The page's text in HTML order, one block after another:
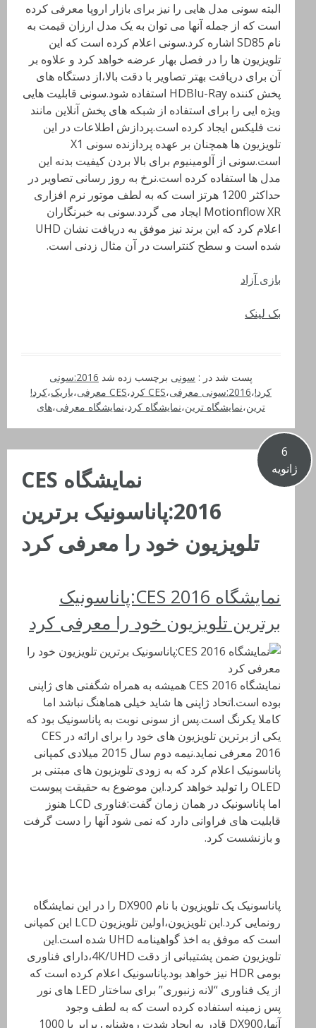
البته سونی مدل هایی را نیز برای بازار اروپا معرفی کرده
است که از جمله آنها می توان به یک مدل ارزان قیمت به
نام SD85 اشاره کرد.سونی اعلام کرده است که این
تلویزیون ها را در فصل بهار عرضه خواهد کرد و علاوه بر
آن برای دریافت بهتر تصاویر با دقت بالا،از دستگاه های
پخش کننده HDBlu-Ray استفاده شود.سونی قابلیت هایی
ویژه ایی را برای استفاده از شبکه های پخش آنلاین مانند
نت فلیکس ایجاد کرده است.پردازش اطلاعات در این
تلویزیون ها همچنان بر عهده پردازنده سونی X1
است.سونی از آلومینیوم برای بالا بردن کیفیت بدنه این
مدل ها استفاده کرده است.نرخ به روز رسانی تصاویر در
حداکثر 1200 هرتز است که به لطف موتور نرم افزاری
Motionflow XR ایجاد می گردد.سونی به خبرنگاران
اعلام کرد که این برند نیز موفق به دریافت نشان UHD
شده است و سطح کنتراست در آن مثال زدنی است.
بازی آزاد
بک لینک
پست شد در : سونی برچسب زده شد
2016:سونی
کرد!،2016:سونی معرفی ،CES کرد ،CES معرفی ،باریک،کرد!
ترین،نمایشگاه ترین،نمایشگاه کرد،نمایشگاه معرفی،های
6
ژانویه
نمایشگاه CES
2016:پاناسونیک برترین
تلویزیون خود را معرفی کرد
نمایشگاه CES 2016:پاناسونیک
برترین تلویزیون خود را معرفی کرد
نمایشگاه CES 2016 همیشه به همراه شگفتی های ژاپنی
بوده است.اتحاد ژاپنی ها شاید خیلی هماهنگ نباشد اما
کاملا یکرنگ است.پس از سونی نوبت به پاناسونیک بود که
یکی از برترین تلویزیون های خود را برای ارائه در CES
2016 معرفی نماید.نیمه دوم سال 2015 میلادی کمپانی
پاناسونیک اعلام کرد که به زودی تلویزیون های مبتنی بر
OLED را تولید خواهد کرد.این موضوع به حقیقت پیوست
اما پاناسونیک در همان زمان گفت:فناوری LCD هنوز
قابلیت های فراوانی دارد که نمی شود آنها را دست گرفت
و بازنشست کرد.
پاناسونیک یک تلویزیون با نام DX900 را در این نمایشگاه
رونمایی کرد.این تلویزیون،اولین تلویزیون LCD این کمپانی
است که موفق به اخذ گواهینامه UHD شده است.این
تلویزیون ضمن پشتیبانی از دقت 4K/UHD،دارای فناوری
بومی HDR نیز خواهد بود.پاناسونیک اعلام کرده است که
از یک فناوری “لانه زنبوری” برای ساختار LED های نور
پس زمینه استفاده کرده است که به لطف وجود
آنها،DX900 قادر به ایجاد شدت روشنایی برابر با 1000